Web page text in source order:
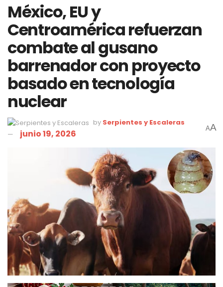
México, EU y
Centroamérica refuerzan
combate al gusano
barrenador con proyecto
basado en tecnología
nuclear
by Serpientes y Escaleras
junio 19, 2026 AA